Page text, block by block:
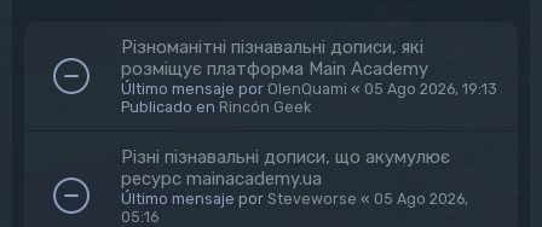
Різноманітні пізнавальні дописи, які
розміщує платформа Main Academy
Último mensaje por OlenQuami « 05 Ago 2026, 19:13
Publicado en Rincón Geek
Різні пізнавальні дописи, що акумулює
ресурс mainacademy.ua
Último mensaje por Steveworse « 05 Ago 2026,
05:16